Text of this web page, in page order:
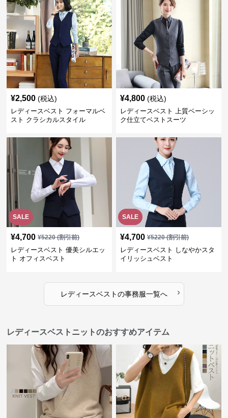
¥2,500 (税込)
レディースベスト フォーマルベ
スト クラシカルスタイル
¥4,800 (税込)
レディースベスト 上質ベーシッ
ク仕立てベストスーツ
SALE
¥4,700 ¥5220(割引前)
レディースベスト 優美シルエッ
ト オフィスベスト
SALE
¥4,700 ¥5220(割引前)
レディースベスト しなやかスタ
イリッシュベスト
レディースベストの事務服一覧へ ›
レディースベストニットのおすすめアイテム